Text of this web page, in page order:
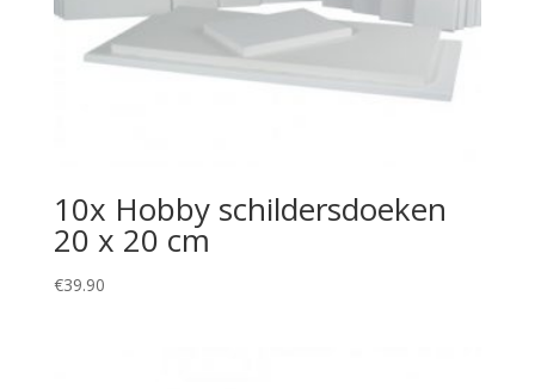
10x Hobby schildersdoeken
20 x 20 cm
€39.90